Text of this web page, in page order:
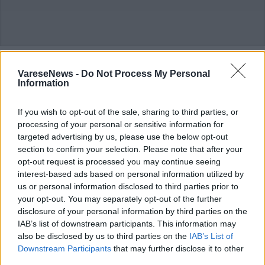
VareseNews - Do Not Process My Personal
Information
If you wish to opt-out of the sale, sharing to third parties, or
processing of your personal or sensitive information for
targeted advertising by us, please use the below opt-out
section to confirm your selection. Please note that after your
opt-out request is processed you may continue seeing
interest-based ads based on personal information utilized by
us or personal information disclosed to third parties prior to
your opt-out. You may separately opt-out of the further
disclosure of your personal information by third parties on the
IAB’s list of downstream participants. This information may
also be disclosed by us to third parties on the IAB’s List of
Downstream Participants that may further disclose it to other
Commenti
Accedio
L'email è richiesta ma non verrà mostrata ai visitatori. Il contenuto di questo
commento esprime il pensiero dell'autore e non rappresenta la linea editoriale
di VareseNews.it, che rimane autonoma e indipendente. I messaggi inclusi nei
commenti non sono testi giornalistici, ma post inviati dai singoli lettori che
possono essere automaticamente pubblicati senza filtro preventivo. I commenti
che includano uno o più link a siti esterni verranno rimossi in automatico dal
sistema.